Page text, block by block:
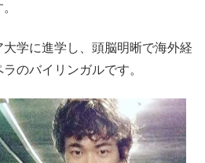
学に進学し、頭脳明晰で海外経
のバイリンガルです。